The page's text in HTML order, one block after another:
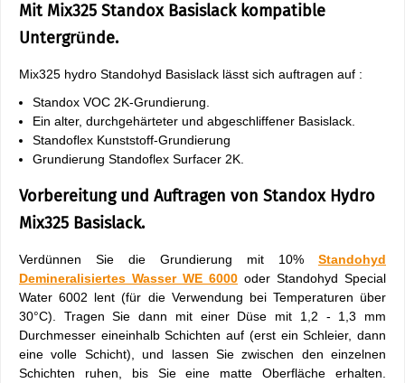
Mit Mix325 Standox Basislack kompatible
Untergründe.
Mix325 hydro Standohyd Basislack lässt sich auftragen auf :
Standox VOC 2K-Grundierung.
Ein alter, durchgehärteter und abgeschliffener Basislack.
Standoflex Kunststoff-Grundierung
Grundierung Standoflex Surfacer 2K.
Vorbereitung und Auftragen von Standox Hydro
Mix325 Basislack.
Verdünnen Sie die Grundierung mit 10% Standohyd
Demineralisiertes Wasser WE 6000 oder Standohyd Special
Water 6002 lent (für die Verwendung bei Temperaturen über
30°C). Tragen Sie dann mit einer Düse mit 1,2 - 1,3 mm
Durchmesser eineinhalb Schichten auf (erst ein Schleier, dann
eine volle Schicht), und lassen Sie zwischen den einzelnen
Schichten ruhen, bis Sie eine matte Oberfläche erhalten.